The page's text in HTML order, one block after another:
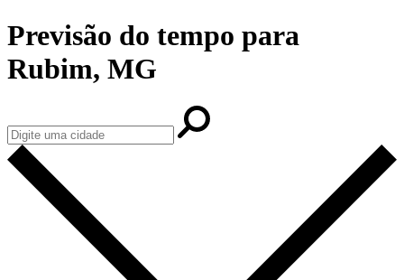
Previsão do tempo para
Rubim, MG